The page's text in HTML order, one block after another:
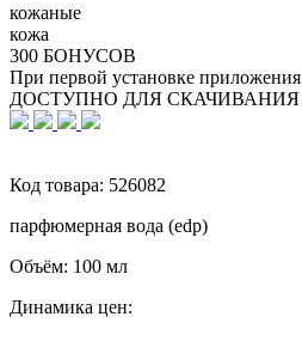
кожаные
кожа
300 БОНУСОВ
При первой установке приложения
ДОСТУПНО ДЛЯ СКАЧИВАНИЯ
Код товара: 526082
парфюмерная вода (edp)
Объём: 100 мл
Динамика цен: